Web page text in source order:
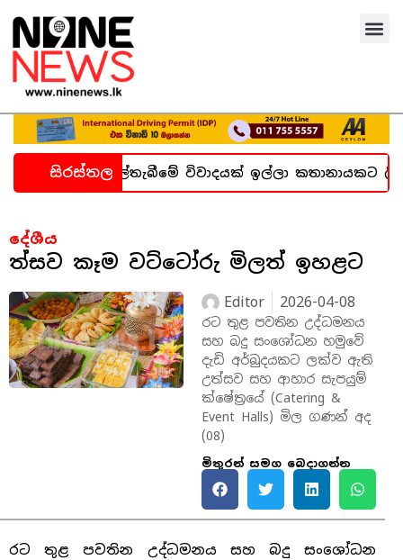
සිරස්තල
හදිසි කල්තැබීමේ විවාදයක් ඉල්ලා කතානායකට ලිපියක්
දේශීය
ත්සව කෑම වට්ටෝරු මිලත් ඉහළට
Editor 2026-04-08
රට තුළ පවතින උද්ධමනය
සහ බදු සංශෝධන හමුවේ
දැඩි අර්බුදයකට ලක්ව ඇති
උත්සව සහ ආහාර සැපයුම්
ක්ෂේත්‍රයේ (Catering &
Event Halls) මිල ගණන් අද
(08)
මිතුරන් සමග බෙදාගන්න
රට තුළ පවතින උද්ධමනය සහ බදු සංශෝධන